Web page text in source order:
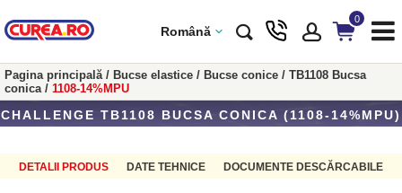
Română
0
Pagina principală/ Bucse elastice / Bucse conice / TB1108 Bucsa
conica/ 1108-14%MPU
CHALLENGE TB1108 BUCSA CONICA (1108-14%MPU)
DETALII PRODUS DATE TEHNICE DOCUMENTE DESCĂRCABILE